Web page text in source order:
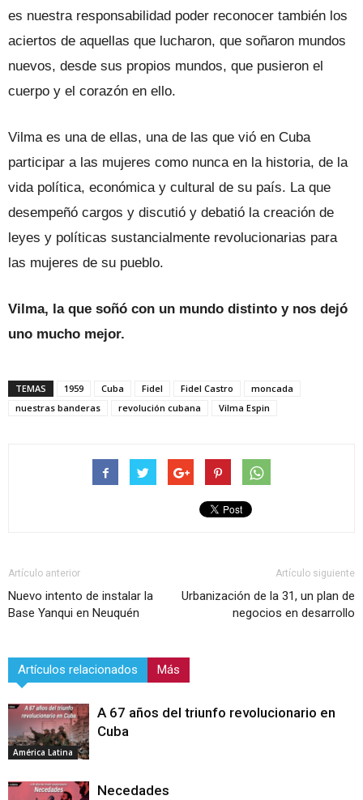
es nuestra responsabilidad poder reconocer también los
aciertos de aquellas que lucharon, que soñaron mundos
nuevos, desde sus propios mundos, que pusieron el
cuerpo y el corazón en ello.
Vilma es una de ellas, una de las que vió en Cuba
participar a las mujeres como nunca en la historia, de la
vida política, económica y cultural de su país. La que
desempeñó cargos y discutió y debatió la creación de
leyes y políticas sustancialmente revolucionarias para
las mujeres de su pueblo.
Vilma, la que soñó con un mundo distinto y nos dejó
uno mucho mejor.
TEMAS 1959 Cuba Fidel Fidel Castro
moncada
nuestras banderas
revolución cubana Vilma Espin
Artículo anterior
Nuevo intento de instalar la
Base Yanqui en Neuquén
Artículo siguiente
Urbanización de la 31, un plan de
negocios en desarrollo
Artículos relacionados Más
América Latina
A 67 años del triunfo revolucionario en
Cuba
Necedades